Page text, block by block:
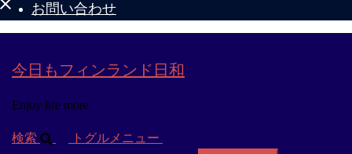
お問い合わせ
今日もフィンランド日和
Enjoy life more
検索
トグルメニュー